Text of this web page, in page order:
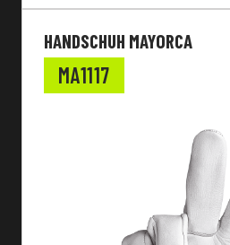
HANDSCHUH MAYORCA
MA1117